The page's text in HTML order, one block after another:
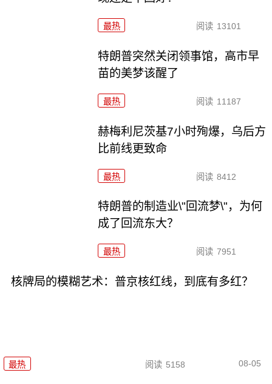
最热 阅读 13101
特朗普突然关闭领事馆，高市早
苗的美梦该醒了
最热 阅读 11187
赫梅利尼茨基7小时殉爆，乌后方
比前线更致命
最热 阅读 8412
特朗普的制造业\"回流梦\"，为何
成了回流东大？
最热 阅读 7951
核牌局的模糊艺术：普京核红线，到底有多红？
最热 阅读 5158 08-05